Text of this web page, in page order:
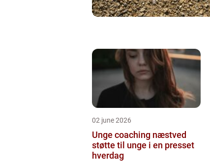
02 june 2026
Unge coaching næstved
støtte til unge i en presset
hverdag